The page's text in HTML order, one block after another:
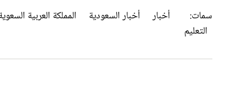
سمات:
أخبار أخبار السعودية المملكة العربية
التعليم